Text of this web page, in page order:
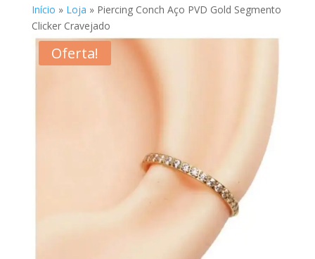
Início » Loja » Piercing Conch Aço PVD Gold Segmento
Clicker Cravejado
Oferta!